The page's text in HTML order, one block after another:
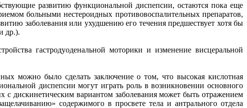
развитию функциональной диспепсии, остаются пока еще
больными нестероидных противовоспалительных препаратов,
заболевания или ухудшению его течения предшествует хотя бы
др.).
гастродуоденальной моторики и изменение висцеральной
можно было сделать заключение о том, что высокая кислотная
диспепсии могут играть роль в возникновении основного
дискинетическим вариантом заболевания может быть отражением
содержимого в просвете тела и антрального отдела